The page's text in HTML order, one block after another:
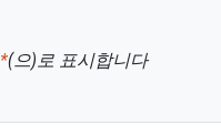
*(으)로 표시합니다